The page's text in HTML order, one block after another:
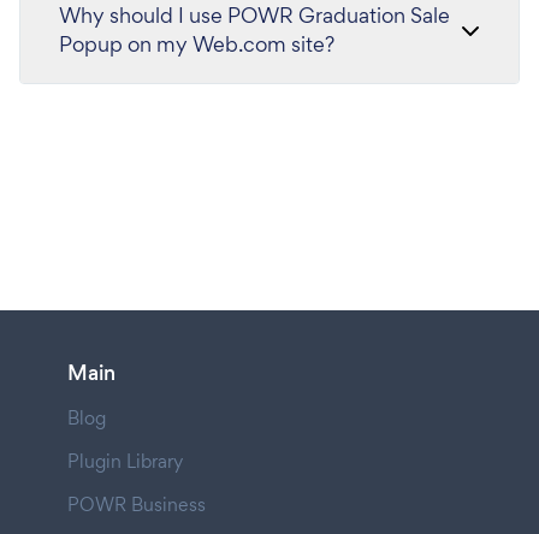
Why should I use POWR Graduation Sale
Popup on my Web.com site?
Main
Blog
Plugin Library
POWR Business